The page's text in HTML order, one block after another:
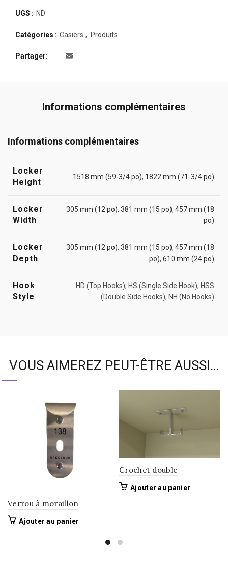
UGS : ND
Catégories : Casiers , Produits
Partager
Informations complémentaires
Informations complémentaires
Locker
Height
1518 mm (59-3/4 po), 1822 mm (71-3/4 po)
Locker
Width
305 mm (12 po), 381 mm (15 po), 457 mm (18
po)
Locker
Depth
305 mm (12 po), 381 mm (15 po), 457 mm (18
po), 610 mm (24 po)
Hook
Style
HD (Top Hooks), HS (Single Side Hook), HSS
(Double Side Hooks), NH (No Hooks)
VOUS AIMEREZ PEUT-ÊTRE AUSSI…
Verrou à moraillon
Ajouter au panier
Crochet double
Ajouter au panier